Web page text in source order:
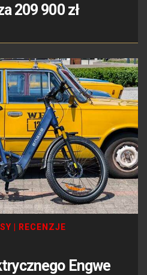
209 900 zł
RECENZJE
Engwe